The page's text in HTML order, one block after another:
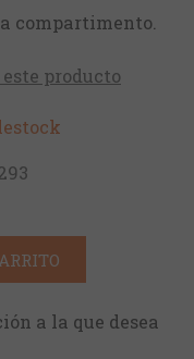
compartimento.
producto
a la que desea